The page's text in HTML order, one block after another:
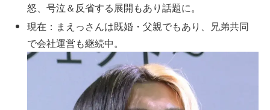
怒、号泣＆反省する展開もあり話題に。
現在：まえっさんは既婚・父親でもあり、兄弟共同
で会社運営も継続中。